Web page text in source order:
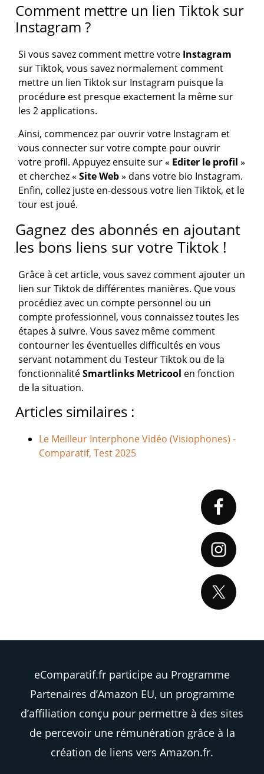
Comment mettre un lien Tiktok sur
Instagram ?
Si vous savez comment mettre votre Instagram
sur Tiktok, vous savez normalement comment
mettre un lien Tiktok sur Instagram puisque la
procédure est presque exactement la même sur
les 2 applications.
Ainsi, commencez par ouvrir votre Instagram et
vous connecter sur votre compte pour ouvrir
votre profil. Appuyez ensuite sur « Editer le profil »
et cherchez «Site Web» dans votre bio Instagram.
Enfin, collez juste en-dessous votre lien Tiktok, et le
tour est joué.
Gagnez des abonnés en ajoutant
les bons liens sur votre Tiktok !
Grâce à cet article, vous savez comment ajouter un
lien sur Tiktok de différentes manières. Que vous
procédiez avec un compte personnel ou un
compte professionnel, vous connaissez toutes les
étapes à suivre. Vous savez même comment
contourner les éventuelles difficultés en vous
servant notamment du Testeur Tiktok ou de la
fonctionnalitéSmartlinks Metricool en fonction
de la situation.
Articles similaires :
Le Meilleur Interphone Vidéo (Visiophones) -
Comparatif, Test 2025
Primary
Sidebar
eComparatif.fr participe au Programme
Partenaires d’Amazon EU, un programme
d’affiliation conçu pour permettre à des sites
de percevoir une rémunération grâce à la
création de liens vers Amazon.fr.